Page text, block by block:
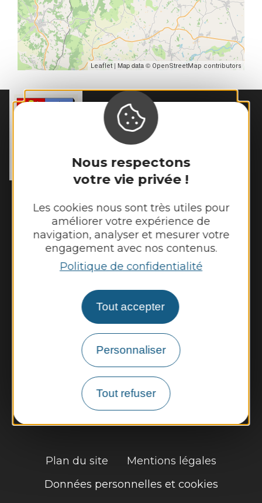
Nous respectons
votre vie privée !
Les cookies nous sont très utiles pour
améliorer votre expérience de
navigation, analyser et mesurer votre
engagement avec nos contenus.
Politique de confidentialité
Tout accepter
Personnaliser
Tout refuser
Leaflet | Map data © OpenStreetMap contributors
MAIRIE DE
56 Rue du Cantou
12220 Galgan
Tél. : 05 65 80 41 08
Lundi et mardi de 13h00 à 16h45
Mercredi de 14h00 à 16h45
Jeudi et vendredi de 13h00 à 16h45
Nous contacter
Vie municipale
Démarches, infos pratiques
Plan du site
Mentions légales
Données personnelles et cookies